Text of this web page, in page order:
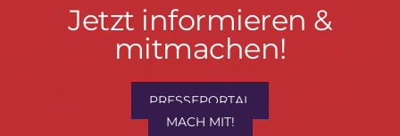
Jetzt
informieren
mitmachen!
Jetzt informieren &
mitmachen!
PRESSEPORTAL
MACH MIT!